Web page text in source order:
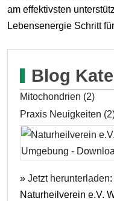
am effektivsten
Lebensenergie Schritt
Blog
Mitochondrien (2)
Praxis Neuigkeiten
» Jetzt herunterladen
Naturheilverein e.V.